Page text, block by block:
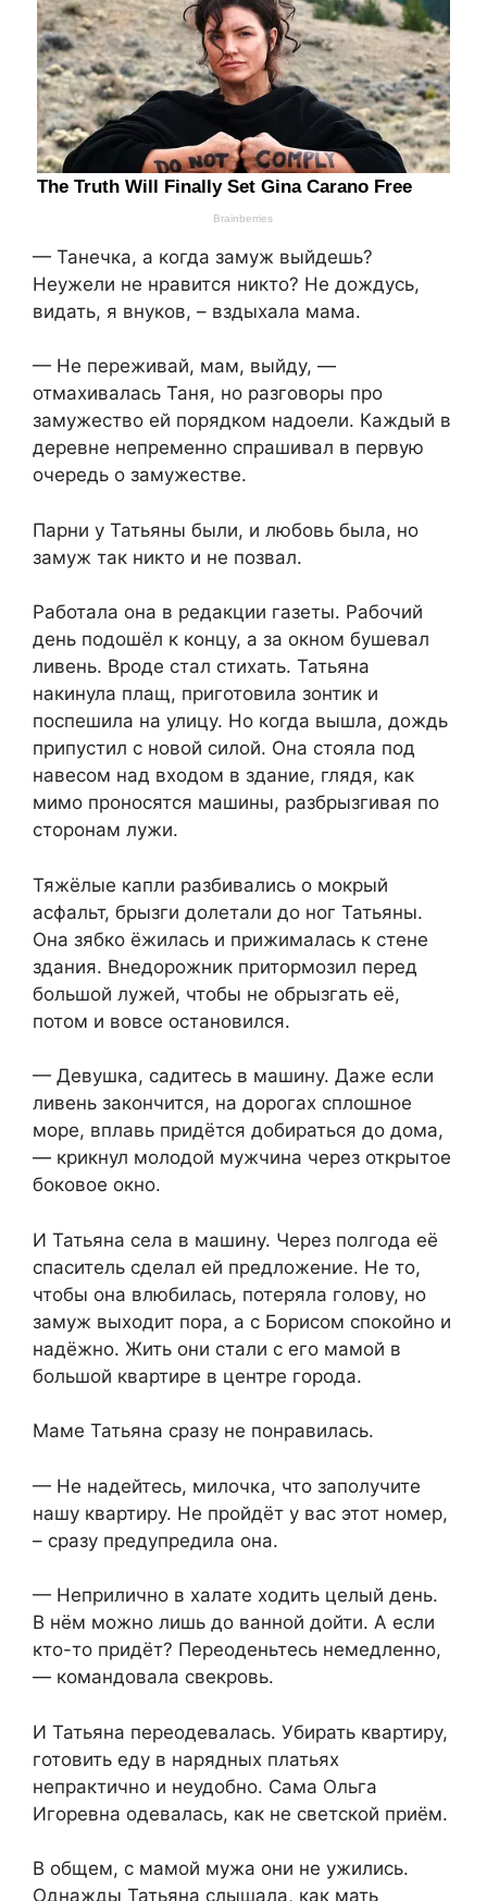
— Танечка, а когда замуж выйдешь?
Неужели не нравится никто? Не дождусь,
видать, я внуков, – вздыхала мама.
— Не переживай, мам, выйду, —
отмахивалась Таня, но разговоры про
замужество ей порядком надоели. Каждый в
деревне непременно спрашивал в первую
очередь о замужестве.
Парни у Татьяны были, и любовь была, но
замуж так никто и не позвал.
Работала она в редакции газеты. Рабочий
день подошёл к концу, а за окном бушевал
ливень. Вроде стал стихать. Татьяна
накинула плащ, приготовила зонтик и
поспешила на улицу. Но когда вышла, дождь
припустил с новой силой. Она стояла под
навесом над входом в здание, глядя, как
мимо проносятся машины, разбрызгивая по
сторонам лужи.
Тяжёлые капли разбивались о мокрый
асфальт, брызги долетали до ног Татьяны.
Она зябко ёжилась и прижималась к стене
здания. Внедорожник притормозил перед
большой лужей, чтобы не обрызгать её,
потом и вовсе остановился.
— Девушка, садитесь в машину. Даже если
ливень закончится, на дорогах сплошное
море, вплавь придётся добираться до дома,
— крикнул молодой мужчина через открытое
боковое окно.
И Татьяна села в машину. Через полгода её
спаситель сделал ей предложение. Не то,
чтобы она влюбилась, потеряла голову, но
замуж выходит пора, а с Борисом спокойно и
надёжно. Жить они стали с его мамой в
большой квартире в центре города.
Маме Татьяна сразу не понравилась.
— Не надейтесь, милочка, что заполучите
нашу квартиру. Не пройдёт у вас этот номер,
– сразу предупредила она.
— Неприлично в халате ходить целый день.
В нём можно лишь до ванной дойти. А если
кто-то придёт? Переоденьтесь немедленно,
— командовала свекровь.
И Татьяна переодевалась. Убирать квартиру,
готовить еду в нарядных платьях
непрактично и неудобно. Сама Ольга
Игоревна одевалась, как не светской приём.
В общем, с мамой мужа они не ужились.
Однажды Татьяна слышала, как мать